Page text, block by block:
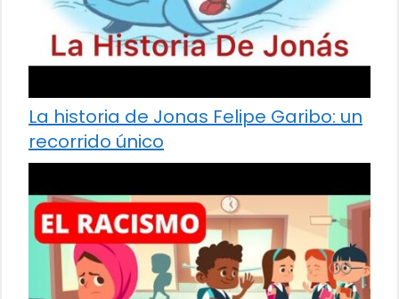
La historia de Jonas Felipe Garibo: un
recorrido único